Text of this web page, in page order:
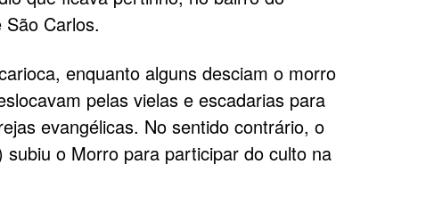
Carlos.
enquanto alguns desciam o morro
pelas vielas e escadarias para
evangélicas. No sentido contrário, o
o Morro para participar do culto na